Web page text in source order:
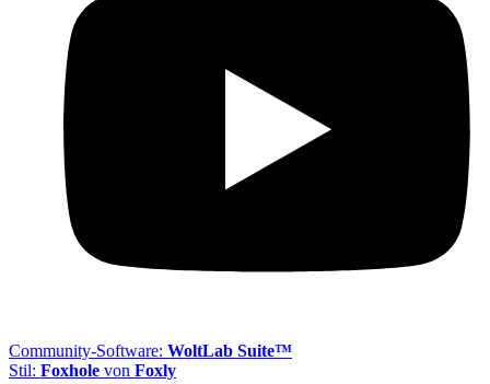
Community-Software: WoltLab Suite™
Stil: Foxhole von Foxly